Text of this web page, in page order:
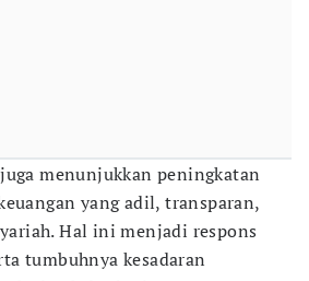
menunjukkan peningkatan
yang adil, transparan,
Hal ini menjadi respons
tumbuhnya kesadaran